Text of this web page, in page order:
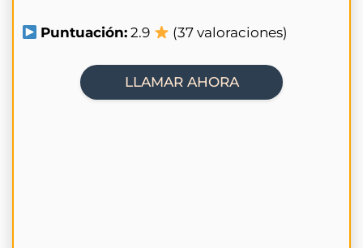
Puntuación: 2.9 (37 valoraciones)
LLAMAR AHORA